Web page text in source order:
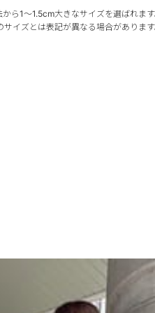
ら1～1.5cm大きなサイズを選ばれま
イズとは表記が異なる場合がありま